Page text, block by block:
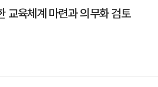
교육체계 마련과 의무화 검토